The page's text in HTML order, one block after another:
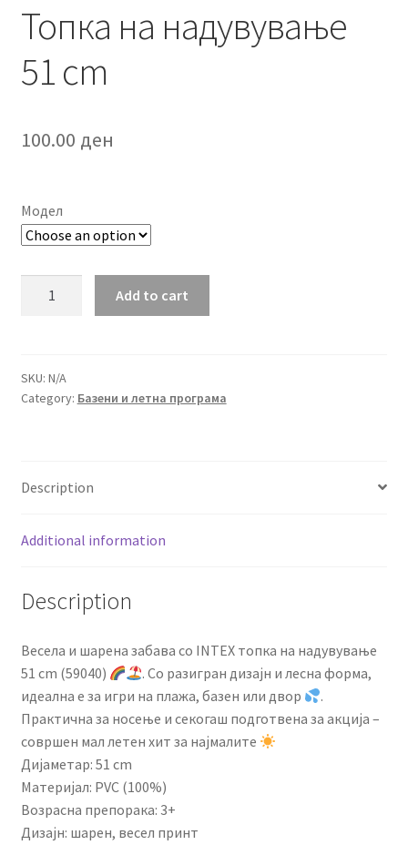
Топка на надувување
51 cm
100.00 ден
Модел
cm
quantity
Add to cart
SKU: N/A
Category: Базени и летна програма
Description
Additional information
Description
Весела и шарена забава со INTEX топка на надувување
51 cm (59040)
. Со разигран дизајн и лесна форма,
идеална е за игри на плажа, базен или двор
.
Практична за носење и секогаш подготвена за акција –
совршен мал летен хит за најмалите
Дијаметар: 51 cm
Материјал: PVC (100%)
Возрасна препорака: 3+
Дизајн: шарен, весел принт